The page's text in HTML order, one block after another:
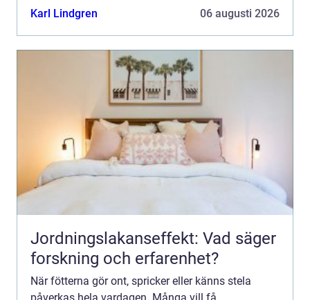
praktisk och trygg lösning. En medicinsk
Karl Lindgren 06 augusti 2026
Jordningslakanseffekt: Vad säger
forskning och erfarenhet?
När fötterna gör ont, spricker eller känns stela
påverkas hela vardagen. Många vill få